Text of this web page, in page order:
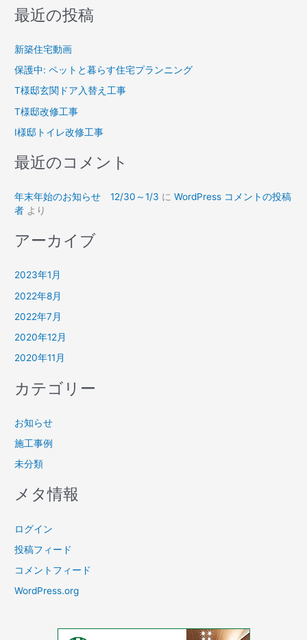
対
:
最近の投稿
新築住宅動画
保護中: ペットと暮らす住宅プランニング
T様邸玄関ドア入替え工事
T様邸改修工事
I様邸トイレ改修工事
最近のコメント
年末年始のお知らせ 12/30～1/3 にWordPress コメントの投稿
者 より
アーカイブ
2023年1月
2022年8月
2022年7月
2020年12月
2020年11月
カテゴリー
お知らせ
施工事例
未分類
メタ情報
ログイン
投稿フィード
コメントフィード
WordPress.org